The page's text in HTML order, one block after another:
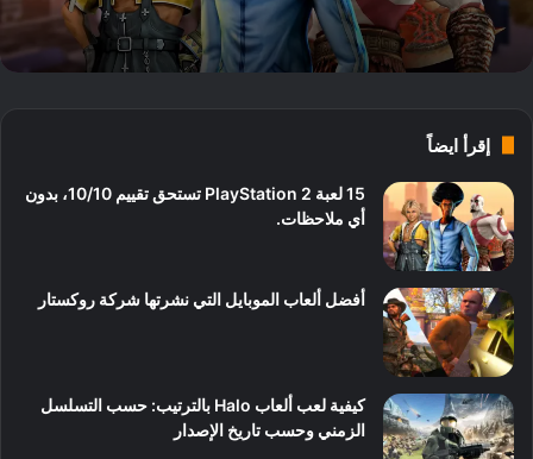
إقرأ ايضاً
15 لعبة PlayStation 2 تستحق تقييم 10/10، بدون
أي ملاحظات.
أفضل ألعاب الموبايل التي نشرتها شركة روكستار
كيفية لعب ألعاب Halo بالترتيب: حسب التسلسل
الزمني وحسب تاريخ الإصدار